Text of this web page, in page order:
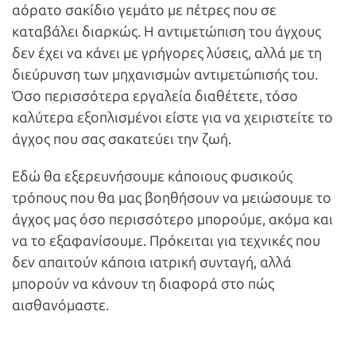
αόρατο σακίδιο γεμάτο με πέτρες που σε
καταβάλει διαρκώς. Η αντιμετώπιση του άγχους
δεν έχει να κάνει με γρήγορες λύσεις, αλλά με τη
διεύρυνση των μηχανισμών αντιμετώπισής του.
Όσο περισσότερα εργαλεία διαθέτετε, τόσο
καλύτερα εξοπλισμένοι είστε για να χειριστείτε το
άγχος που σας σακατεύει την ζωή.
Εδώ θα εξερευνήσουμε κάποιους φυσικούς
τρόπους που θα μας βοηθήσουν να μειώσουμε το
άγχος μας όσο περισσότερο μπορούμε, ακόμα και
να το εξαφανίσουμε. Πρόκειται για τεχνικές που
δεν απαιτούν κάποια ιατρική συνταγή, αλλά
μπορούν να κάνουν τη διαφορά στο πώς
αισθανόμαστε.